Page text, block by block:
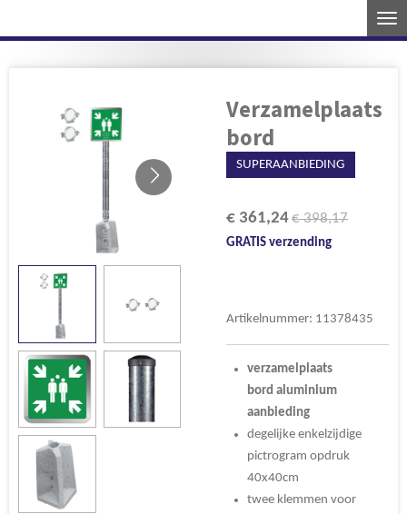
direct
hoofdinhoud
Verzamelplaats
bord
SUPERAANBIEDING
€ 361,24€ 398,17
GRATIS verzending
Artikelnummer: 11378435
verzamelplaats
bord aluminium
aanbieding
degelijke enkelzijdige
pictrogram opdruk
40x40cm
twee klemmen voor